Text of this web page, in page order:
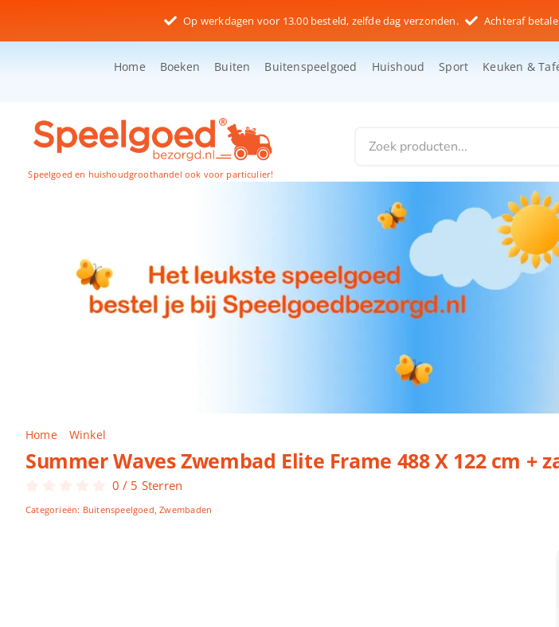
inhoud
Op werkdagen voor 13.00 besteld, zelfde dag verzonden. Achteraf
Home Boeken Buiten Buitenspeelgoed Huishoud Sport Keuken &
Speelgoed en huishoudgroothandel ook voor particulier!
Home Winkel
Summer Waves Zwembad Elite Frame 488 X 122 cm +
0 / 5 Sterren
Categorieën: Buitenspeelgoed,Zwembaden